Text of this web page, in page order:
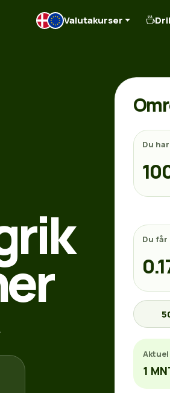
Valutakurser
Du har
Du får
1